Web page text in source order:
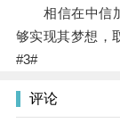
相信在中信加
够实现其梦想，
#3#
评论